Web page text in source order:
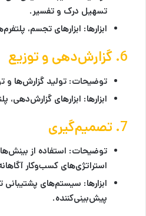
تسهیل درک و تفسیر.
ابزارها: ابزارهای تجسم،
6. گزارش‌دهی و توزیع
توضیحات: تولید گزارش‌ها و
ابزارها: ابزارهای گزارش‌دهی،
7. تصمیم‌گیری
توضیحات: استفاده از
استراتژی‌های کسب‌وکار
ابزارها: سیستم‌های پشتیبانی
پیش‌بینی‌کننده.